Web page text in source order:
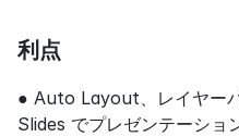
利点
● Auto Layout、レイヤー
Slides でプレゼンテーショ